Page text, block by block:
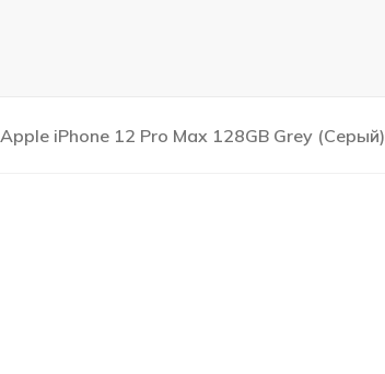
Apple iPhone 12 Pro Max 128GB Grey (Серый)